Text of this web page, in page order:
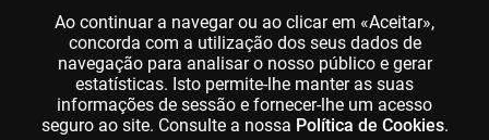
Ao continuar a navegar ou ao clicar em «Aceitar»,
concorda com a utilização dos seus dados de
navegação para analisar o nosso público e gerar
estatísticas. Isto permite-lhe manter as suas
informações de sessão e fornecer-lhe um acesso
seguro ao site. Consulte a nossa Política de Cookies.